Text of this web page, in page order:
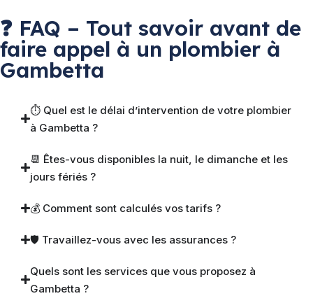
❓ FAQ – Tout savoir avant de
faire appel à un plombier à
Gambetta
⏱ Quel est le délai d’intervention de votre plombier
à Gambetta ?
📆 Êtes-vous disponibles la nuit, le dimanche et les
jours fériés ?
💰 Comment sont calculés vos tarifs ?
🛡 Travaillez-vous avec les assurances ?
Quels sont les services que vous proposez à
Gambetta ?